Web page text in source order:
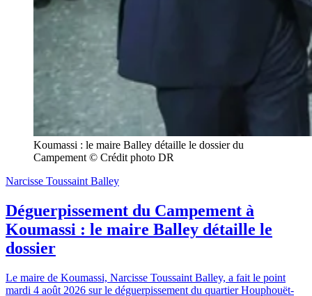
Koumassi : le maire Balley détaille le dossier du
Campement © Crédit photo DR
Narcisse Toussaint Balley
Déguerpissement du Campement à
Koumassi : le maire Balley détaille le
dossier
Le maire de Koumassi, Narcisse Toussaint Balley, a fait le point
mardi 4 août 2026 sur le déguerpissement du quartier Houphouët-